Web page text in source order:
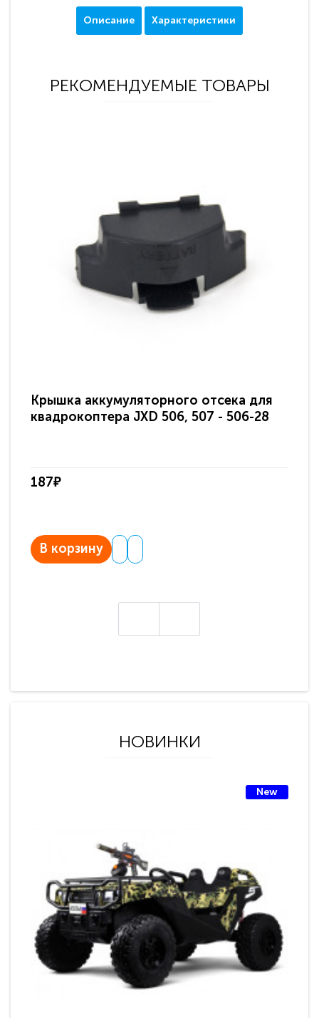
Описание Характеристики
РЕКОМЕНДУЕМЫЕ ТОВАРЫ
Крышка аккумуляторного отсека для
квадрокоптера JXD 506, 507 - 506-28
187₽
В корзину
НОВИНКИ
New